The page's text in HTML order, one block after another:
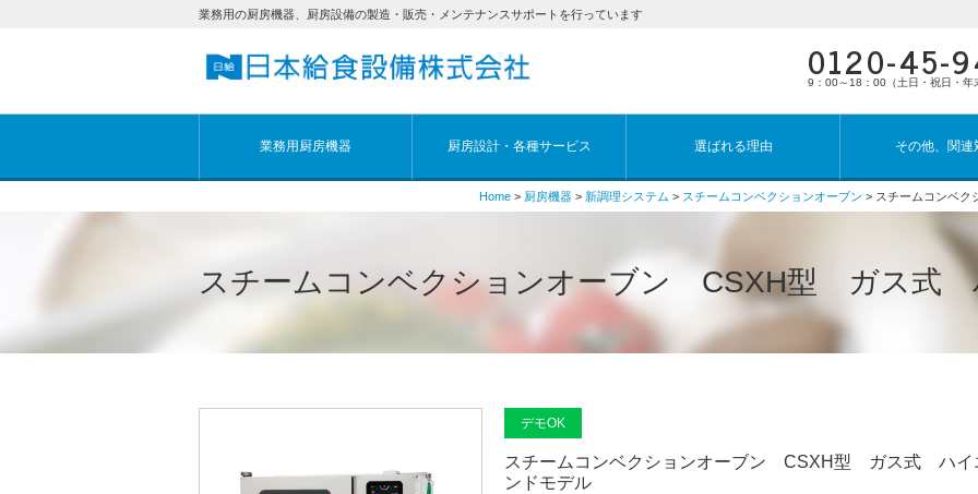
業務用の厨房機器、厨房設備の製造・販売・メンテナンスサポートを行っています
0120-45-
9：00～18：00（土日・祝日・年
業務用厨房機器 厨房設計・各種サービス 選ばれる理由 その他、関連
Home > 厨房機器 > 新調理システム > スチームコンベクションオーブン > スチームコンベ
スチームコンベクションオーブン CSXH型 ガス式
デモOK
スチームコンベクションオーブン CSXH型 ガス式 ハイ
ンドモデル